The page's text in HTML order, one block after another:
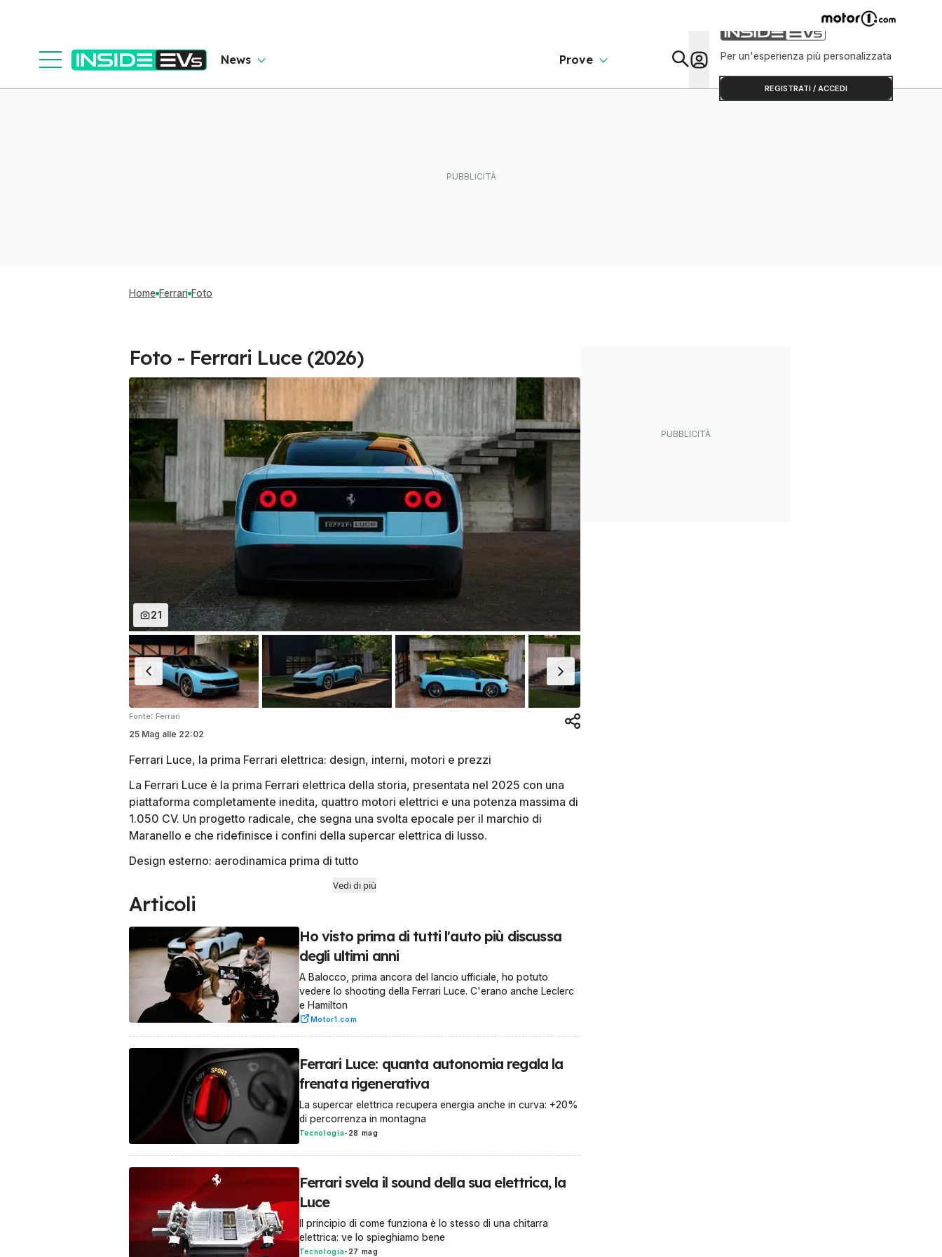
News Prove Per un'esperienza più personalizzata
REGISTRATI / ACCEDI
Home Ferrari Foto
Foto - Ferrari Luce (2026)
21
Fonte: Ferrari
25 Mag alle 22:02
Ferrari Luce, la prima Ferrari elettrica: design, interni, motori e prezzi
La Ferrari Luce è la prima Ferrari elettrica della storia, presentata nel 2025 con una
piattaforma completamente inedita, quattro motori elettrici e una potenza massima di
1.050 CV. Un progetto radicale, che segna una svolta epocale per il marchio di
Maranello e che ridefinisce i confini della supercar elettrica di lusso.
Design esterno: aerodinamica prima di tutto
Vedi di più
Articoli
Ho visto prima di tutti l'auto più discussa
degli ultimi anni
A Balocco, prima ancora del lancio ufficiale, ho potuto
vedere lo shooting della Ferrari Luce. C'erano anche Leclerc
e Hamilton
Motor1.com
Ferrari Luce: quanta autonomia regala la
frenata rigenerativa
La supercar elettrica recupera energia anche in curva: +20%
di percorrenza in montagna
Tecnologia- 28 mag
Ferrari svela il sound della sua elettrica, la
Luce
Il principio di come funziona è lo stesso di una chitarra
elettrica: ve lo spieghiamo bene
Tecnologia- 27 mag